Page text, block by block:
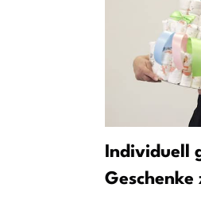
Individuell